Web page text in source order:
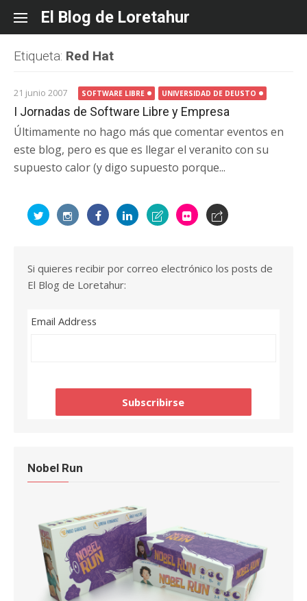
content
El Blog de Loretahur
Etiqueta: Red Hat
21 junio 2007 SOFTWARE LIBRE UNIVERSIDAD DE DEUSTO
I Jornadas de Software Libre y Empresa
Últimamente no hago más que comentar eventos en
este blog, pero es que es llegar el veranito con su
supuesto calor (y digo supuesto porque...
Si quieres recibir por correo electrónico los posts de
El Blog de Loretahur:
Email Address
Nobel Run